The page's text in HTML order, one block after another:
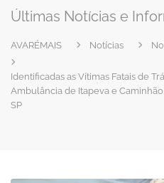
Últimas Notícias e
AVARÉMAIS Notícias
Identificadas as Vítimas Fatais de
Ambulância de Itapeva e
SP